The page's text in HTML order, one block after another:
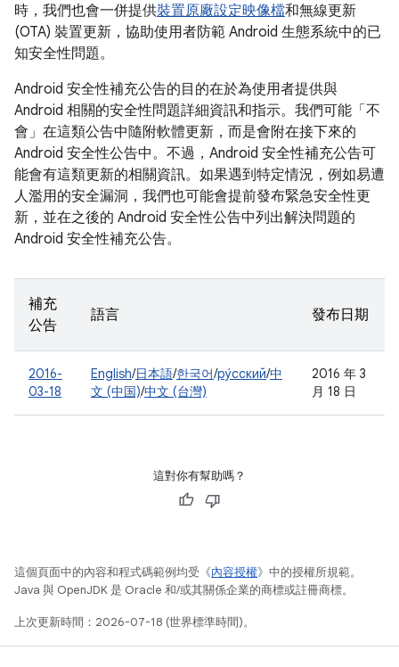
時，我們也會一併提供裝置原廠設定映像檔和無線更新
(OTA) 裝置更新，協助使用者防範 Android 生態系統中的已
知安全性問題。
Android 安全性補充公告的目的在於為使用者提供與
Android 相關的安全性問題詳細資訊和指示。我們可能「不
會」 在這類公告中隨附軟體更新，而是會附在接下來的
Android 安全性公告中。不過，Android 安全性補充公告可
能會有這類更新的相關資訊。如果遇到特定情況，例如易遭
人濫用的安全漏洞，我們也可能會提前發布緊急安全性更
新，並在之後的 Android 安全性公告中列出解決問題的
Android 安全性補充公告。
補充
公告
語言 發布日期
2016-
03-18
English/日本語/한국어/ру́сский/中
文 (中国)/中文 (台灣)
2016 年 3
月 18 日
這對你有幫助嗎？
這個頁面中的內容和程式碼範例均受《內容授權》中的授權所規範。
Java 與 OpenJDK 是 Oracle 和/或其關係企業的商標或註冊商標。
上次更新時間：2026-07-18 (世界標準時間)。